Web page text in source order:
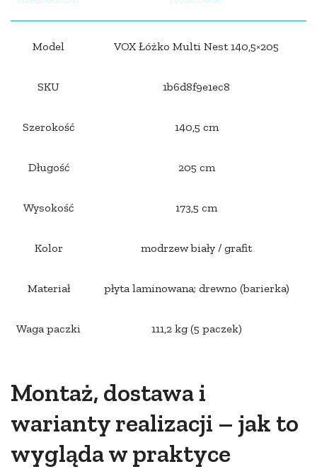
Model VOX Łóżko Multi Nest 140,5×205
SKU 1b6d8f9e1ec8
Szerokość 140,5 cm
Długość 205 cm
Wysokość 173,5 cm
Kolor modrzew biały / grafit
Materiał płyta laminowana; drewno (barierka)
Waga paczki 111,2 kg (5 paczek)
Montaż, dostawa i
warianty realizacji – jak to
wygląda w praktyce